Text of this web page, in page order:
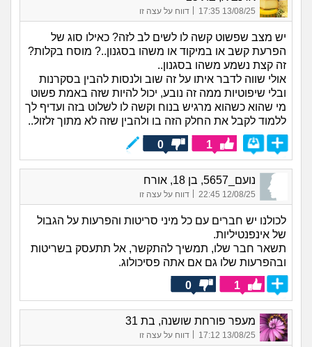
13/08/25 17:35 דווח על עצה זו
יש מצב שפשוט קשה לו לשים לב לזה? כאילו סוג של
הפרעת קשב או במיקוד או משהו בסגנון..? מוסח בקלות?
זה קצת נשמע משהו בסגנון..
אולי שווה לדבר איתו על זה שוב ולנסות להבין בסקרנות
ובלי שיפוטיות ממה זה נובע, יכול להיות שזה באמת פשוט
מי שהוא כשהוא מרגיש בנוח וקשה לו לשלוט בזה ועדיף לך
ללמוד לקבל את החלק הזה בו ולהבין שזה לא מתוך זלזול..
1
0
נועם_5657, בן 18, אורח
12/08/25 22:45
| דווח על עצה זו
לכולנו יש חברים עם כל מיני סריטות והפרעות על הגבול
של אינפנטיליות.
תשאר חבר שלו, תמשיך להתקשר, אל תתעסק בשריטות
ובהפרעות שלו גם אם אתה פסיכולוג.
1
0
מעפר פורחת שושנה, בת 31
13/08/25 17:12
| דווח על עצה זו